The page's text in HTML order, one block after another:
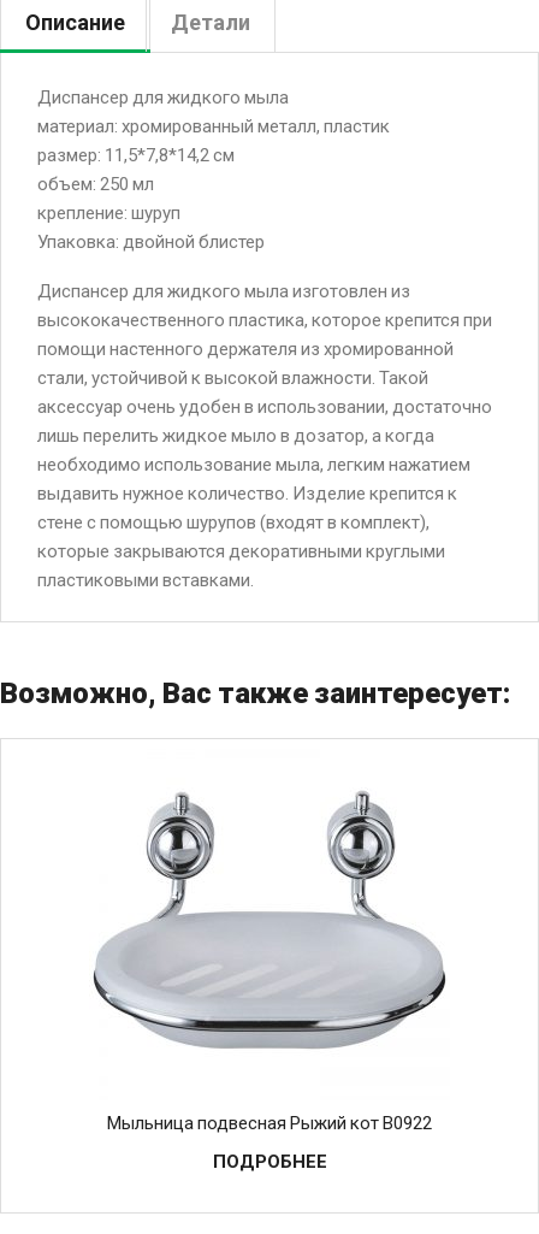
Описание Детали
Диспансер для жидкого мыла
материал: хромированный металл, пластик
размер: 11,5*7,8*14,2 см
объем: 250 мл
крепление: шуруп
Упаковка: двойной блистер
Диспансер для жидкого мыла изготовлен из
высококачественного пластика, которое крепится при
помощи настенного держателя из хромированной
стали, устойчивой к высокой влажности. Такой
аксессуар очень удобен в использовании, достаточно
лишь перелить жидкое мыло в дозатор, а когда
необходимо использование мыла, легким нажатием
выдавить нужное количество. Изделие крепится к
стене с помощью шурупов (входят в комплект),
которые закрываются декоративными круглыми
пластиковыми вставками.
Возможно, Вас также заинтересует:
Мыльница подвесная Рыжий кот B0922
ПОДРОБНЕЕ